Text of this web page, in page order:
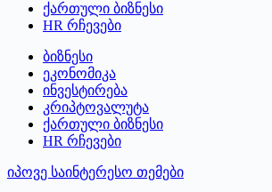
ქართული ბიზნესი
HR რჩევები
ბიზნესი
ეკონომიკა
ინვესტირება
კრიპტოვალუტა
ქართული ბიზნესი
HR რჩევები
იპოვე საინტერესო თემები